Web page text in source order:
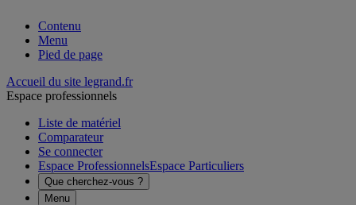
Contenu
Menu
Pied de page
Accueil du site legrand.fr
Espace professionnels
Liste de matériel
Comparateur
Se connecter
Espace ProfessionnelsEspace Particuliers
Que cherchez-vous ?
Menu